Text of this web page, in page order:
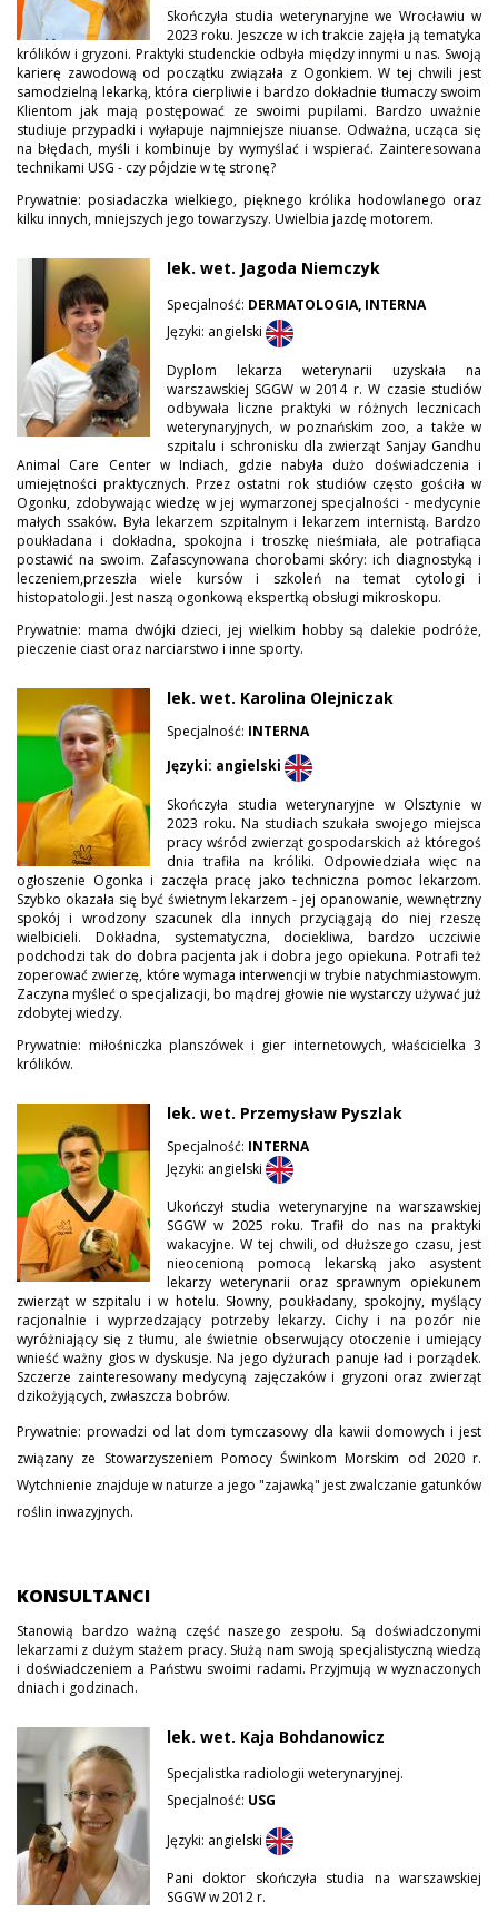
Skończyła studia weterynaryjne we Wrocławiu w
2023 roku. Jeszcze w ich trakcie zajęła ją tematyka
królików i gryzoni. Praktyki studenckie odbyła między innymi u nas. Swoją
karierę zawodową od początku związała z Ogonkiem. W tej chwili jest
samodzielną lekarką, która cierpliwie i bardzo dokładnie tłumaczy swoim
Klientom jak mają postępować ze swoimi pupilami. Bardzo uważnie
studiuje przypadki i wyłapuje najmniejsze niuanse. Odważna, ucząca się
na błędach, myśli i kombinuje by wymyślać i wspierać. Zainteresowana
technikami USG - czy pójdzie w tę stronę?
Prywatnie: posiadaczka wielkiego, pięknego królika hodowlanego oraz
kilku innych, mniejszych jego towarzyszy. Uwielbia jazdę motorem.
lek. wet. Jagoda Niemczyk
Specjalność: DERMATOLOGIA, INTERNA
Języki: angielski
Dyplom lekarza weterynarii uzyskała na
warszawskiej SGGW w 2014 r. W czasie studiów
odbywała liczne praktyki w różnych lecznicach
weterynaryjnych, w poznańskim zoo, a także w
szpitalu i schronisku dla zwierząt Sanjay Gandhu
Animal Care Center w Indiach, gdzie nabyła dużo doświadczenia i
umiejętności praktycznych. Przez ostatni rok studiów często gościła w
Ogonku, zdobywając wiedzę w jej wymarzonej specjalności - medycynie
małych ssaków. Była lekarzem szpitalnym i lekarzem internistą. Bardzo
poukładana i dokładna, spokojna i troszkę nieśmiała, ale potrafiąca
postawić na swoim. Zafascynowana chorobami skóry: ich diagnostyką i
leczeniem,przeszła wiele kursów i szkoleń na temat cytologi i
histopatologii. Jest naszą ogonkową ekspertką obsługi mikroskopu.
Prywatnie: mama dwójki dzieci, jej wielkim hobby są dalekie podróże,
pieczenie ciast oraz narciarstwo i inne sporty.
lek. wet. Karolina Olejniczak
Specjalność: INTERNA
Języki: angielski
Skończyła studia weterynaryjne w Olsztynie w
2023 roku. Na studiach szukała swojego miejsca
pracy wśród zwierząt gospodarskich aż któregoś
dnia trafiła na króliki. Odpowiedziała więc na
ogłoszenie Ogonka i zaczęła pracę jako techniczna pomoc lekarzom.
Szybko okazała się być świetnym lekarzem - jej opanowanie, wewnętrzny
spokój i wrodzony szacunek dla innych przyciągają do niej rzeszę
wielbicieli. Dokładna, systematyczna, dociekliwa, bardzo uczciwie
podchodzi tak do dobra pacjenta jak i dobra jego opiekuna. Potrafi też
zoperować zwierzę, które wymaga interwencji w trybie natychmiastowym.
Zaczyna myśleć o specjalizacji, bo mądrej głowie nie wystarczy używać już
zdobytej wiedzy.
Prywatnie: miłośniczka planszówek i gier internetowych, właścicielka 3
królików.
lek. wet. Przemysław Pyszlak
Specjalność: INTERNA
Języki: angielski
Ukończył studia weterynaryjne na warszawskiej
SGGW w 2025 roku. Trafił do nas na praktyki
wakacyjne. W tej chwili, od dłuższego czasu, jest
nieocenioną pomocą lekarską jako asystent
lekarzy weterynarii oraz sprawnym opiekunem
zwierząt w szpitalu i w hotelu. Słowny, poukładany, spokojny, myślący
racjonalnie i wyprzedzający potrzeby lekarzy. Cichy i na pozór nie
wyróżniający się z tłumu, ale świetnie obserwujący otoczenie i umiejący
wnieść ważny głos w dyskusje. Na jego dyżurach panuje ład i porządek.
Szczerze zainteresowany medycyną zajęczaków i gryzoni oraz zwierząt
dzikożyjących, zwłaszcza bobrów.
Prywatnie: prowadzi od lat dom tymczasowy dla kawii domowych i jest
związany ze Stowarzyszeniem Pomocy Świnkom Morskim od 2020 r.
Wytchnienie znajduje w naturze a jego "zajawką" jest zwalczanie gatunków
roślin inwazyjnych.
KONSULTANCI
Stanowią bardzo ważną część naszego zespołu. Są doświadczonymi
lekarzami z dużym stażem pracy. Służą nam swoją specjalistyczną wiedzą
i doświadczeniem a Państwu swoimi radami. Przyjmują w wyznaczonych
dniach i godzinach.
lek. wet. Kaja Bohdanowicz
Specjalistka radiologii weterynaryjnej.
Specjalność: USG
Języki: angielski
Pani doktor skończyła studia na warszawskiej
SGGW w 2012 r.